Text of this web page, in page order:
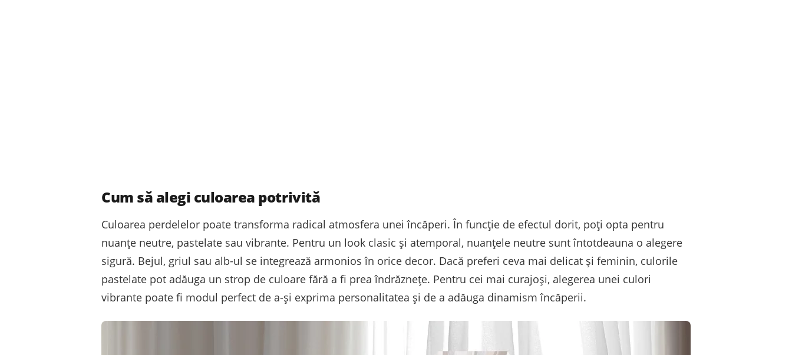
Cum să alegi culoarea potrivită
Culoarea perdelelor poate transforma radical atmosfera unei încăperi. În funcție de efectul dorit, poți opta pentru
nuanțe neutre, pastelate sau vibrante. Pentru un look clasic și atemporal, nuanțele neutre sunt întotdeauna o alegere
sigură. Bejul, griul sau alb-ul se integrează armonios în orice decor. Dacă preferi ceva mai delicat și feminin, culorile
pastelate pot adăuga un strop de culoare fără a fi prea îndrăznețe. Pentru cei mai curajoși, alegerea unei culori
vibrante poate fi modul perfect de a-și exprima personalitatea și de a adăuga dinamism încăperii.